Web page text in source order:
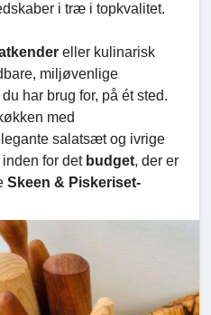
i træ i topkvalitet.
eller kulinarisk
miljøvenlige
har brug for, på ét sted.
med
salatsæt og ivrige
for det budget, der er
Skeen & Piskeriset-